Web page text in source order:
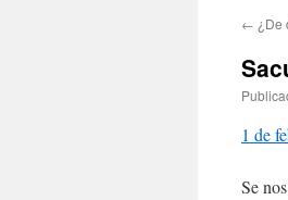
← ¿De
1 de
Se